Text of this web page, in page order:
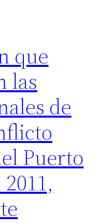
que
las
de
Puerto